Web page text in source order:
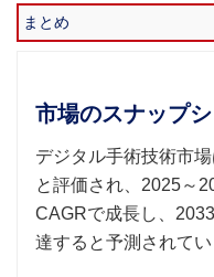
市場のスナップ
デジタル手術技術市
と評価され、2025～
CAGRで成長し、
達すると予測されて